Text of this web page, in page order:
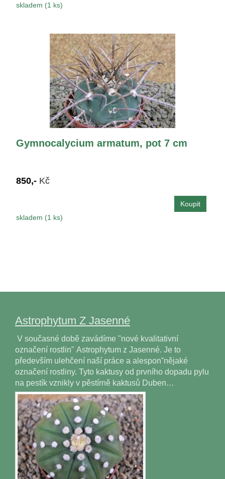
skladem (1 ks)
Gymnocalycium armatum, pot 7 cm
850,- Kč
skladem (1 ks)
Astrophytum Z Jasenné
V současné době zavádíme "nové kvalitativní
označení rostlin" Astrophytum z Jasenné. Je to
především ulehčení naší práce a alesponˇnějaké
označení rostliny. Tyto kaktusy od prvního dopadu pylu
na pestík vznikly v pěstírně kaktusů Duben…